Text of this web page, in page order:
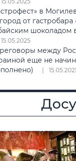
в
от гастробара
шоколадом
15.05.2025
между
еще не